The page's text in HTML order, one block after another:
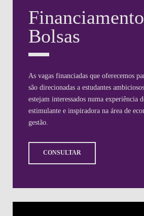
Bolsas
As vagas financiadas que oferecemos
são direcionadas a estudantes
estejam interessados numa experiência
estimulante e inspiradora na área de
gestão.
CONSULTAR